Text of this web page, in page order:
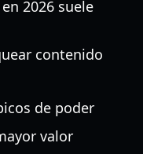
2026 suele
contenido
de poder
valor